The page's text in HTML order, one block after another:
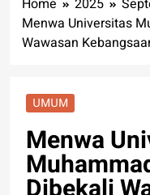
Home 2025
Menwa Universitas
Wawasan
UMUM
Menwa